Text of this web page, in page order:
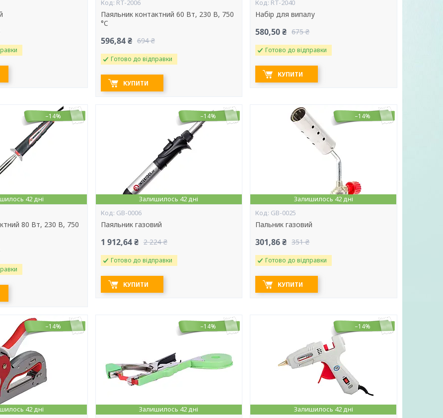
RT-2006
Паяльник контактний 60 Вт, 230 В, 750
°C
596,84 ₴ 694 ₴
Готово до відправки
КУПИТИ
RT-2040
Набір для випалу
580,50 ₴ 675 ₴
Готово до відправки
КУПИТИ
–14%
42 дні
80 Вт, 230 В, 750
–14%
Залишилось 42 дні
GB-0006
Паяльник газовий
1 912,64 ₴ 2 224 ₴
Готово до відправки
КУПИТИ
–14%
Залишилось 42 дні
GB-0025
Пальник газовий
301,86 ₴ 351 ₴
Готово до відправки
КУПИТИ
–14%
42 дні
–14%
Залишилось 42 дні
–14%
Залишилось 42 дні